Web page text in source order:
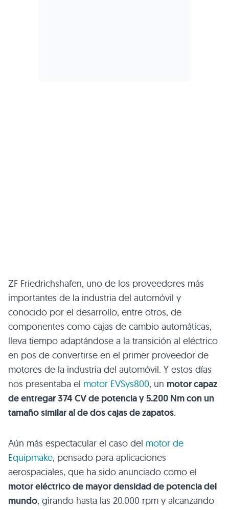
ZF Friedrichshafen, uno de los proveedores más
importantes de la industria del automóvil y
conocido por el desarrollo, entre otros, de
componentes como cajas de cambio automáticas,
lleva tiempo adaptándose a la transición al eléctrico
en pos de convertirse en el primer proveedor de
motores de la industria del automóvil. Y estos días
nos presentaba el motor EVSys800, un motor capaz
de entregar 374 CV de potencia y 5.200 Nm con un
tamaño similar al de dos cajas de zapatos.
Aún más espectacular el caso del motor de
Equipmake, pensado para aplicaciones
aerospaciales, que ha sido anunciado como el
motor eléctrico de mayor densidad de potencia del
mundo, girando hasta las 20.000 rpm y alcanzando